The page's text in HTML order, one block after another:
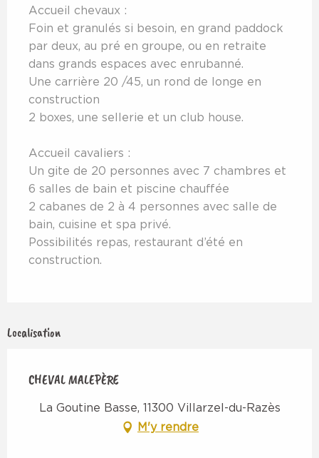
Accueil chevaux :
Foin et granulés si besoin, en grand paddock
par deux, au pré en groupe, ou en retraite
dans grands espaces avec enrubanné.
Une carrière 20 /45, un rond de longe en
construction
2 boxes, une sellerie et un club house.
Accueil cavaliers :
Un gite de 20 personnes avec 7 chambres et
6 salles de bain et piscine chauffée
2 cabanes de 2 à 4 personnes avec salle de
bain, cuisine et spa privé.
Possibilités repas, restaurant d’été en
construction.
Localisation
CHEVAL MALEPÈRE
La Goutine Basse, 11300 Villarzel-du-Razès
M'y rendre